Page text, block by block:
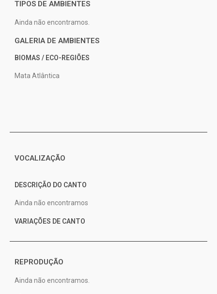
TIPOS DE AMBIENTES
Ainda não encontramos.
GALERIA DE AMBIENTES
BIOMAS / ECO-REGIÕES
Mata Atlântica
VOCALIZAÇÃO
DESCRIÇÃO DO CANTO
Ainda não encontramos
VARIAÇÕES DE CANTO
REPRODUÇÃO
Ainda não encontramos.